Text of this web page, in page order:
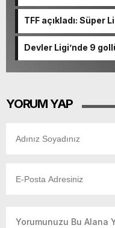
TFF açıkladı: Süper
Devler Ligi’nde 9
YORUM YAP